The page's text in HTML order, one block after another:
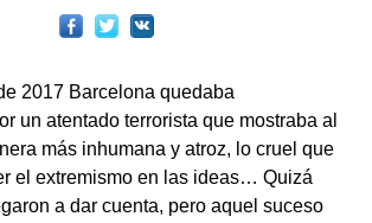
2017 Barcelona quedaba
un atentado terrorista que mostraba al
más inhumana y atroz, lo cruel que
el extremismo en las ideas… Quizá
a dar cuenta, pero aquel suceso